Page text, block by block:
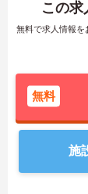
この求
無料で求人情報を
無料
施